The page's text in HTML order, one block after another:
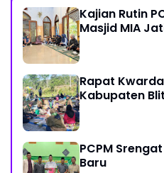
Kajian Rutin
Masjid MIA
Rapat
Kabupaten
PCPM
Baru